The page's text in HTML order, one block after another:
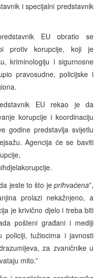
i specijalni predstavnik
EU obratio se
protiv korupcije, koji je
kriminologiju i sigurnosne
pravosudne, policijske i
EU rekao je da
korupcije i koordinaciju
godine predstavlja svijetlu
Agencija će se baviti
jeste to što je prihvaćena”,
prolazi nekažnjeno, a
je krivično djelo i treba biti
pošteni građani i mediji
policiji, tužiocima i javnosti
za zvaničnike u
mito.”